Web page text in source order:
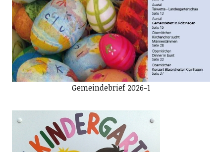
Gemeindebrief 2026-1